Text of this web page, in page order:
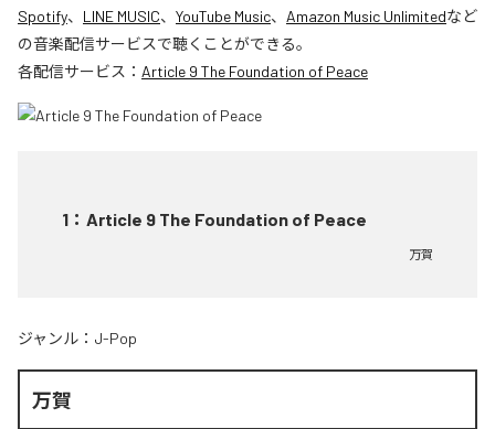
Spotify、 LINE MUSIC、 YouTube Music、 Amazon Music Unlimitedなど
の音楽配信サービスで聴くことができる。
各配信サービス： Article 9 The Foundation of Peace
1 ： Article 9 The Foundation of Peace
万賀
ジャンル： J-Pop
万賀